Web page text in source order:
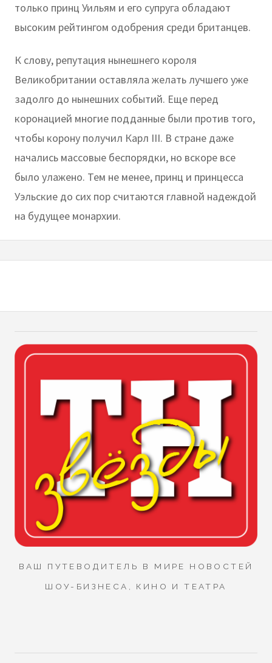
только принц Уильям и его супруга обладают
высоким рейтингом одобрения среди британцев.
К слову, репутация нынешнего короля
Великобритании оставляла желать лучшего уже
задолго до нынешних событий. Еще перед
коронацией многие подданные были против того,
чтобы корону получил Карл III. В стране даже
начались массовые беспорядки, но вскоре все
было улажено. Тем не менее, принц и принцесса
Уэльские до сих пор считаются главной надеждой
на будущее монархии.
ВАШ ПУТЕВОДИТЕЛЬ В МИРЕ НОВОСТЕЙ
ШОУ-БИЗНЕСА, КИНО И ТЕАТРА